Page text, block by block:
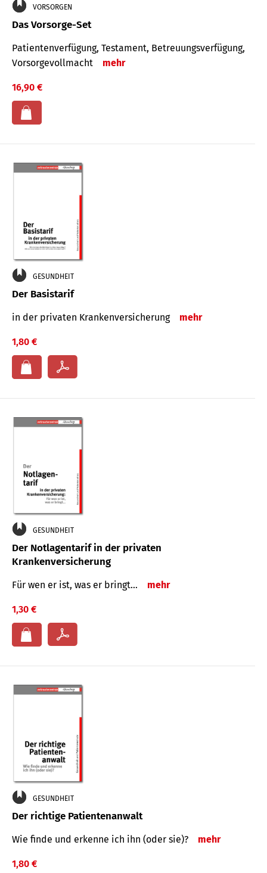
VORSORGEN
Das Vorsorge-Set
Patienten­ver­fügung, Testa­ment, Be­treuungs­verfü­gung,
Vor­sorge­voll­macht
mehr
16,90 €
GESUNDHEIT
Der Basistarif
in der privaten Kran­ken­ver­siche­rung mehr
1,80 €
GESUNDHEIT
Der Notlagentarif in der privaten
Krankenversicherung
Für wen er ist, was er bringt… mehr
1,30 €
GESUNDHEIT
Der richtige Patientenanwalt
Wie finde und erkenne ich ihn (oder sie)? mehr
1,80 €